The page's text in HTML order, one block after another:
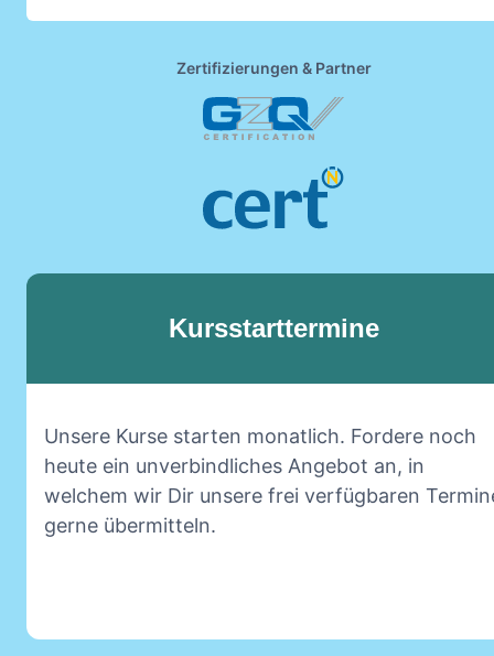
Zertifizierungen & Partner
Kursstarttermine
Unsere Kurse starten monatlich. Fordere noch
heute ein unverbindliches Angebot an, in
welchem wir Dir unsere frei verfügbaren
gerne übermitteln.